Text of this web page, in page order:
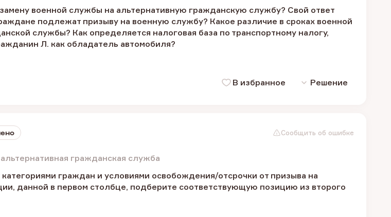
военной службы на альтернативную гражданскую службу? Свой ответ
подлежат призыву на военную службу? Какое различие в сроках военной
службы? Как определяется налоговая база по транспортному налогу,
Л. как обладатель автомобиля?
В избранное Решение
Сообщить об ошибке
гражданская служба
граждан и условиями освобождения/отсрочки от призыва на
данной в первом столбце, подберите соответствующую позицию из второго